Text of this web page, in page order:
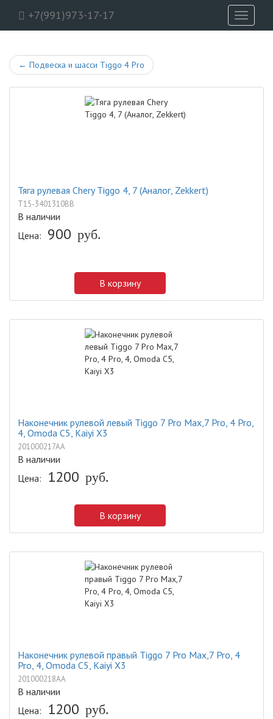
+7(991)973-17-17
Toggle
← Подвеска и шасси Tiggo 4 Pro
Тяга рулевая Chery Tiggo 4, 7 (Аналог, Zekkert)
T15-3401310BB
В наличии
Цена: 900 руб.
В корзину
Наконечник рулевой левый Tiggo 7 Pro Max,7 Pro, 4 Pro,
4, Omoda C5, Kaiyi X3
201000217AA
В наличии
Цена:
1200 руб.
В корзину
Наконечник рулевой правый Tiggo 7 Pro Max,7 Pro, 4
Pro, 4, Omoda C5, Kaiyi X3
201000218AA
В наличии
Цена:
1200 руб.